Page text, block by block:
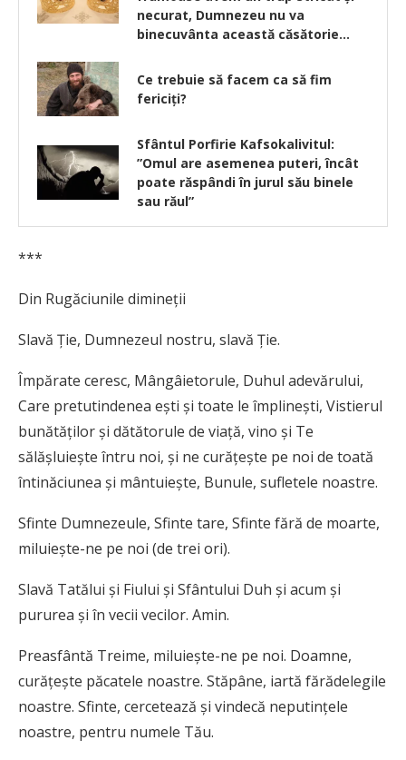
necurat, Dumnezeu nu va
binecuvânta această căsătorie…
Ce trebuie să facem ca să fim
fericiți?
Sfântul Porfirie Kafsokalivitul:
”Omul are asemenea puteri, încât
poate răspândi în jurul său binele
sau răul”
***
Din Rugăciunile dimineții
Slavă Ție, Dumnezeul nostru, slavă Ție.
Împărate ceresc, Mângâieto­rule, Duhul adevărului,
Care pretutindenea ești și toate le îm­plinești, Vistierul
bunătăților și dătătorule de viață, vino și Te
sălășluiește întru noi, și ne curățește pe noi de toată
întinăciunea și mântuiește, Bunule, sufletele noastre.
Sfinte Dumnezeule, Sfinte tare, Sfinte fără de moarte,
miluiește-ne pe noi (de trei ori).
Slavă Tatălui și Fiului și Sfântului Duh și acum și
pururea și în vecii vecilor. Amin.
Preasfântă Treime, miluiește-ne pe noi. Doam­ne,
curățește păcatele noastre. Stăpâne, iartă fărădelegile
noastre. Sfinte, cercetează și vin­decă neputințele
noas­tre, pentru numele Tău.